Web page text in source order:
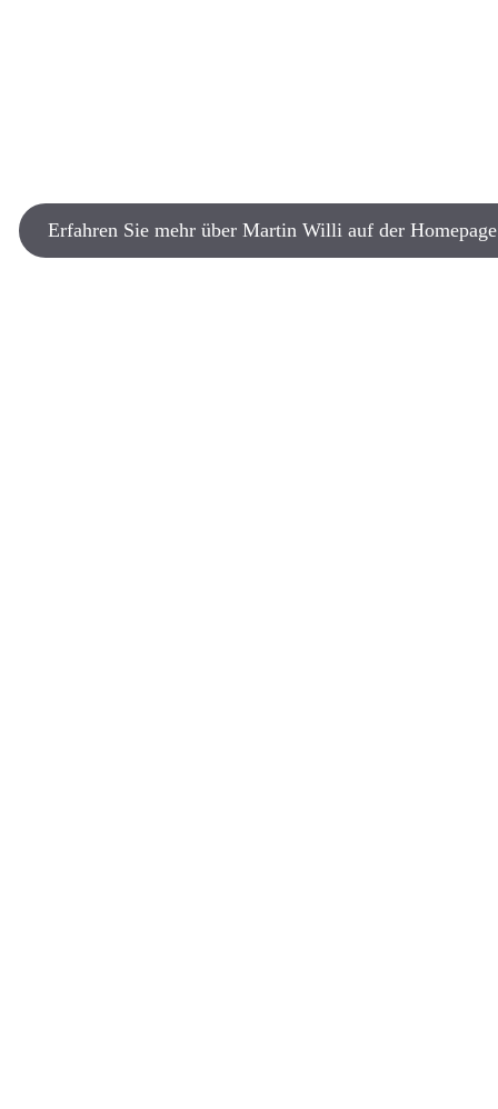
Erfahren Sie mehr über Martin Willi auf der Homepage